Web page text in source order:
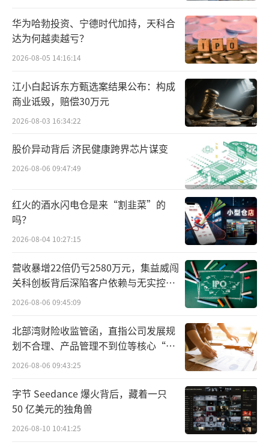
产品质量保障能力，确保新能源汽车使用安
全。要提升监测平台效能，做好风险预警提
醒，及时上报车辆事故报告。对于发生安全事
故、隐瞒不报的，视情节轻重取消车型减免税
资格或暂停新车型申报《减免税目录》。
附件：新能源汽车产品技术要求
工业和信息化部财政部税务总局
华为哈勃投资、宁德时代加持，天科合
达为何越卖越亏？
2026-08-05 14:16:14
江小白起诉东方甄选案结果公布：构成
商业诋毁，赔偿30万元
2026-08-03 16:34:22
股价异动背后 济民健康跨界芯片谋变
2026-08-06 09:47:49
红火的酒水闪电仓是来“割韭菜”的
吗？
2026-08-04 10:27:15
营收暴增22倍仍亏2580万元，集益威闯
关科创板背后深陷客户依赖与无实控人
困局
2026-08-06 09:45:09
北部湾财险收监管函，直指公司发展规
划不合理、产品管理不到位等核心“痛
点”
2026-08-06 09:43:25
字节 Seedance 爆火背后，藏着一只
50 亿美元的独角兽
2026-08-10 10:41:25